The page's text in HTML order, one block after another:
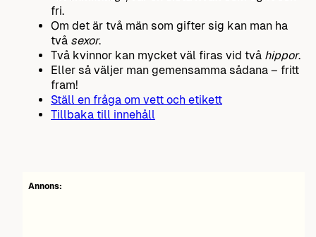
fri.
Om det är två män som gifter sig kan man ha
två sexor.
Två kvinnor kan mycket väl firas vid två hippor.
Eller så väljer man gemensamma sådana – fritt
fram!
Ställ en fråga om vett och etikett
Tillbaka till innehåll
Annons: